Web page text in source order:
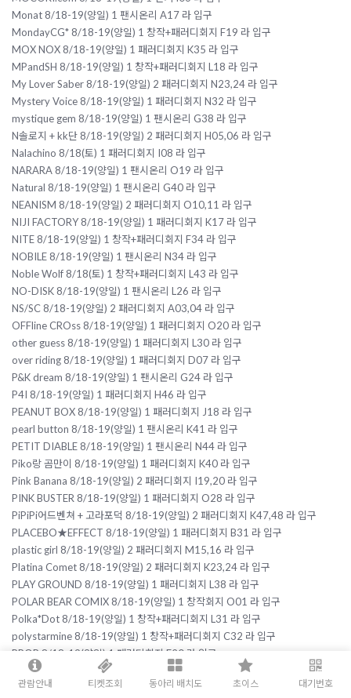
관람안내 티켓조회 동아리 배치도 초이스 대기번호
Monat 8/18-19(양일) 1 팬시온리 A17 라 입구
MondayCG* 8/18-19(양일) 1 창작+패러디회지 F19 라 입구
MOX NOX 8/18-19(양일) 1 패러디회지 K35 라 입구
MPandSH 8/18-19(양일) 1 창작+패러디회지 L18 라 입구
My Lover Saber 8/18-19(양일) 2 패러디회지 N23,24 라 입구
Mystery Voice 8/18-19(양일) 1 패러디회지 N32 라 입구
mystique gem 8/18-19(양일) 1 팬시온리 G38 라 입구
N솔로지 + kk단 8/18-19(양일) 2 패러디회지 H05,06 라 입구
Nalachino 8/18(토) 1 패러디회지 I08 라 입구
NARARA 8/18-19(양일) 1 팬시온리 O19 라 입구
Natural 8/18-19(양일) 1 팬시온리 G40 라 입구
NEANISM 8/18-19(양일) 2 패러디회지 O10,11 라 입구
NIJI FACTORY 8/18-19(양일) 1 패러디회지 K17 라 입구
NITE 8/18-19(양일) 1 창작+패러디회지 F34 라 입구
NOBILE 8/18-19(양일) 1 팬시온리 N34 라 입구
Noble Wolf 8/18(토) 1 창작+패러디회지 L43 라 입구
NO-DISK 8/18-19(양일) 1 팬시온리 L26 라 입구
NS/SC 8/18-19(양일) 2 패러디회지 A03,04 라 입구
OFFline CROss 8/18-19(양일) 1 패러디회지 O20 라 입구
other guess 8/18-19(양일) 1 패러디회지 L30 라 입구
over riding 8/18-19(양일) 1 패러디회지 D07 라 입구
P&K dream 8/18-19(양일) 1 팬시온리 G24 라 입구
P4I 8/18-19(양일) 1 패러디회지 H46 라 입구
PEANUT BOX 8/18-19(양일) 1 패러디회지 J18 라 입구
pearl button 8/18-19(양일) 1 팬시온리 K41 라 입구
PETIT DIABLE 8/18-19(양일) 1 팬시온리 N44 라 입구
Piko랑 곰만이 8/18-19(양일) 1 패러디회지 K40 라 입구
Pink Banana 8/18-19(양일) 2 패러디회지 I19,20 라 입구
PINK BUSTER 8/18-19(양일) 1 패러디회지 O28 라 입구
PiPiPi어드벤쳐 + 고라포덕 8/18-19(양일) 2 패러디회지 K47,48 라 입구
PLACEBO★EFFECT 8/18-19(양일) 1 패러디회지 B31 라 입구
plastic girl 8/18-19(양일) 2 패러디회지 M15,16 라 입구
Platina Comet 8/18-19(양일) 2 패러디회지 K23,24 라 입구
PLAY GROUND 8/18-19(양일) 1 패러디회지 L38 라 입구
POLAR BEAR COMIX 8/18-19(양일) 1 창작회지 O01 라 입구
Polka*Dot 8/18-19(양일) 1 창작+패러디회지 L31 라 입구
polystarmine 8/18-19(양일) 1 창작+패러디회지 C32 라 입구
PPOP 8/18-19(양일) 1 패러디회지 E20 라 입구
PRISMATIK 8/18-19(양일) 1 창작+패러디회지 O12 라 입구
ProjectːI 8/18-19(양일) 1 패러디회지 H11 라 입구